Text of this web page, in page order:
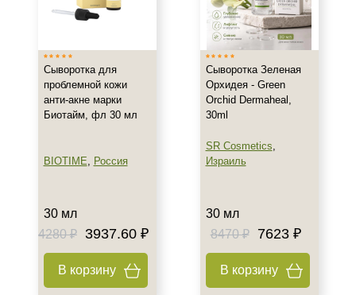
Любой возраст (от 18 лет)
После 20
После 25
Осветление
Назначение против
Акне
Сыворотка для
проблемной кожи
анти-акне марки
Биотайм, фл 30 мл
BIOTIME, Россия
30 мл
4280 ₽
3937.60 ₽
В корзину
Сыворотка Зеленая
Орхидея - Green
Orchid Dermaheal,
30ml
SR Cosmetics,
Израиль
30 мл
8470 ₽
7623 ₽
В корзину